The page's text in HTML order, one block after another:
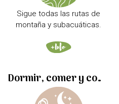
Sigue todas las rutas de
montaña y subacuáticas.
Dormir, comer y comprar